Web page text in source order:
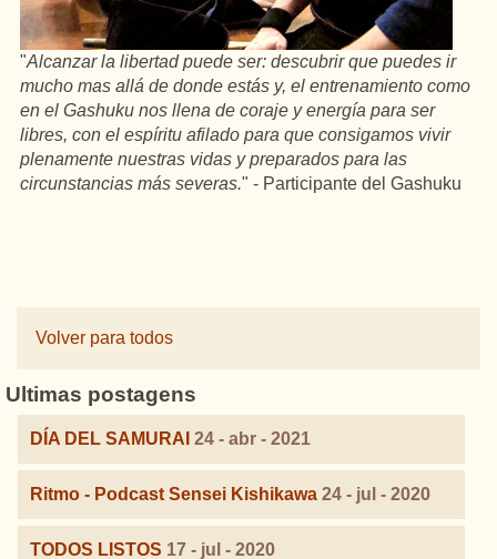
"Alcanzar la libertad puede ser: descubrir que puedes ir
mucho mas allá de donde estás y, el entrenamiento como
en el Gashuku nos llena de coraje y energía para ser
libres, con el espíritu afilado para que consigamos vivir
plenamente nuestras vidas y preparados para las
circunstancias más severas." - Participante del Gashuku
Volver para todos
Ultimas postagens
DÍA DEL SAMURAI 24 - abr - 2021
Ritmo - Podcast Sensei Kishikawa 24 - jul - 2020
TODOS LISTOS 17 - jul - 2020